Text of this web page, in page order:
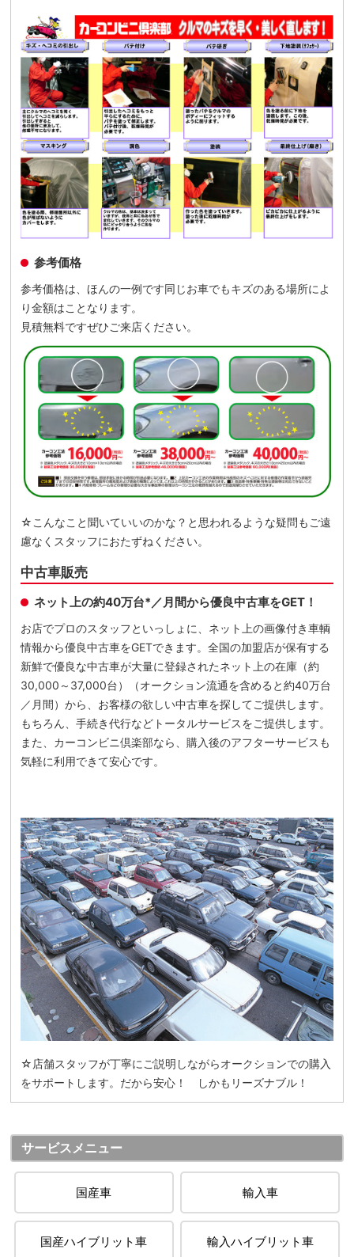
参考価格
参考価格は、ほんの一例です同じお車でもキズのある場所によ
り金額はことなります。
見積無料ですぜひご来店ください。
☆こんなこと聞いていいのかな？と思われるような疑問もご遠
慮なくスタッフにおたずねください。
中古車販売
ネット上の約40万台*／月間から優良中古車をGET！
お店でプロのスタッフといっしょに、ネット上の画像付き車輌
情報から優良中古車をGETできます。全国の加盟店が保有する
新鮮で優良な中古車が大量に登録されたネット上の在庫（約
30,000～37,000台）（オークション流通を含めると約40万台
／月間）から、お客様の欲しい中古車を探してご提供します。
もちろん、手続き代行などトータルサービスをご提供します。
また、カーコンビニ倶楽部なら、購入後のアフターサービスも
気軽に利用できて安心です。
☆店舗スタッフが丁寧にご説明しながらオークションでの購入
をサポートします。だから安心！ しかもリーズナブル！
サービスメニュー
国産車 輸入車
国産ハイブリット車 輸入ハイブリット車